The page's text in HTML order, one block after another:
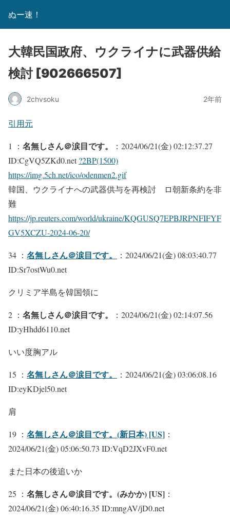
ぬー速！
大韓民国政府、ウクライナに武器供給
検討 [902666507]
2chvsoku 2年前
引用元
1 ： 名無しさん＠涙目です。
：2024/06/21(金) 02:12:37.27
ID:CgVQ5ZKd0.net?2BP(1500)
https://img.5ch.net/ico/odenmen2.gif
韓国、ウクライナへの武器供与を再検討 ロ朝新条約を非
難
https://jp.reuters.com/world/ukraine/KQGUSQ7EPBJRPNFIFYF
GV5XCZU-2024-06-20/
34 ： 名無しさん＠涙目です。
：2024/06/21(金) 08:03:40.77
ID:Sr7ostWu0.net
クリミア半島を韓国領に
2 ： 名無しさん＠涙目です。
：2024/06/21(金) 02:14:07.56
ID:yHhdd6110.net
いい度胸アル
15 ： 名無しさん＠涙目です。
：2024/06/21(金) 03:06:08.16
ID:eyKDjel50.net
肩
19 ： 名無しさん＠涙目です。(新日本) [US] ：
2024/06/21(金) 05:06:50.73 ID:VqD2JXvF0.net
また日本の後追いか
25 ： 名無しさん＠涙目です。(みかか) [US] ：
2024/06/21(金) 06:40:16.35 ID:mngAV/jD0.net